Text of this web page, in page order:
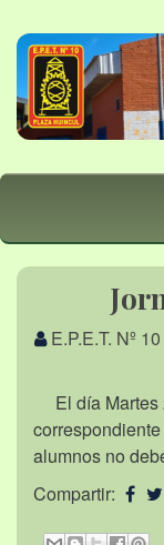
E.P.E.T. Nº
El día Martes
alumnos no
Compartir: